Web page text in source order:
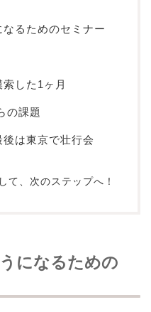
るためのセミナー
した1ヶ月
の課題
は東京で壮行会
て、次のステップへ！
になるための